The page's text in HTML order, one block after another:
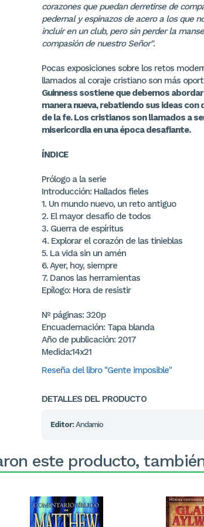
corazones que puedan derretirse de
pedernal y espinazos de acero a los que
incluir en un club, pero sin perder la
compasión de nuestro Señor".
Pocas exposiciones sobre los retos
llamados al coraje cristiano son más
Guinness sostiene que debemos
manera nueva, rebatiendo sus ideas
de la fe. Los cristianos son llamados a
misericordia en una época desafiante.
ÍNDICE
Prólogo a la serie
Introducción: Hallados fieles
1. Un mundo nuevo, un reto antiguo
2. El mayor desafío de todos
3. Guerra de espíritus
4. Explorar el corazón de las tinieblas
5. La vida sin un amén
6. Ayer, hoy, siempre
7. Danos las herramientas
Epílogo: Hora de resistir
Nº páginas: 320p
Encuadernación: Tapa blanda
Año de publicación: 2017
Medida:14x21
Reseña del libro "Gente imposible"
DETALLES DEL PRODUCTO
Editor: Andamio
este producto,